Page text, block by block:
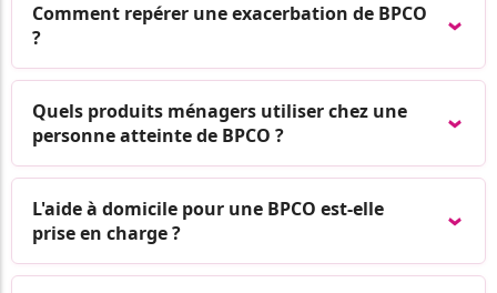
Comment repérer une exacerbation de BPCO
?
Quels produits ménagers utiliser chez une
personne atteinte de BPCO ?
L'aide à domicile pour une BPCO est-elle
prise en charge ?